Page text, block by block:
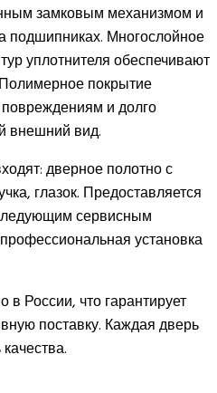
замковым механизмом и
подшипниках. Многослойное
уплотнителя обеспечивают
покрытие
и долго
внешний вид.
дверное полотно с
глазок. Предоставляется
сервисным
установка
России, что гарантирует
поставку. Каждая дверь